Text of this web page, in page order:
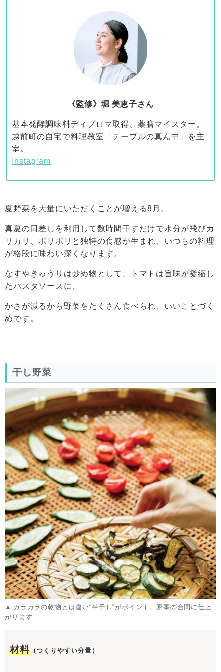
《監修》堀 美恵子さん
基本発酵調味料ディプロマ取得、薬膳マイスター。
越前町の自宅で料理教室「テーブルの真ん中」を主
宰。
Instagram
夏野菜を大量にいただくことが増える8月。
真夏の日差しを利用して数時間干すだけで水分が飛びカ
リカリ、ポリポリと独特の食感が生まれ、いつもの料理
が格段に味わい深くなります。
なすやきゅうりは炒め物として、トマトは旨味が凝縮し
たパスタソースに。
かさが減るから野菜をたくさん食べられ、いいことづく
めです。
干し野菜
カラカラの乾物とは違い“半干し”がポイント。家事の合間に仕上
がります
材料 （つくりやすい分量）